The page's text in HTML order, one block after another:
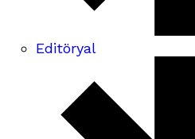
Editöryal